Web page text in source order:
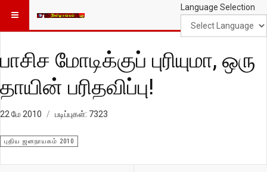
Language Selection
பாசிச மோடிக்குப் புரியுமா, ஒரு
தாயின் பரிதவிப்பு!
22 மே 2010 படிப்புகள்: 7323
புதிய ஜனநாயகம் 2010